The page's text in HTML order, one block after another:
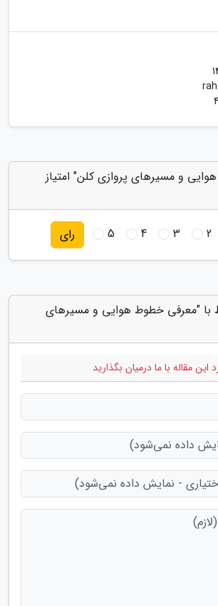
و مسیرهای پروازی کلن" امتیاز
2
3
4
5 رای
با "معرفی خطوط هوایی و مسیرهای
این مقاله با ما درمیان بگذارید